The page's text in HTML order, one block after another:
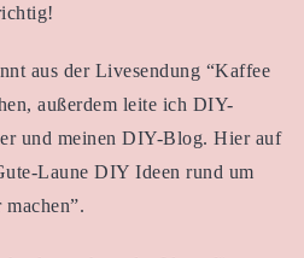
aus der Livesendung “Kaffee
außerdem leite ich DIY-
und meinen DIY-Blog. Hier auf
Laune DIY Ideen rund um